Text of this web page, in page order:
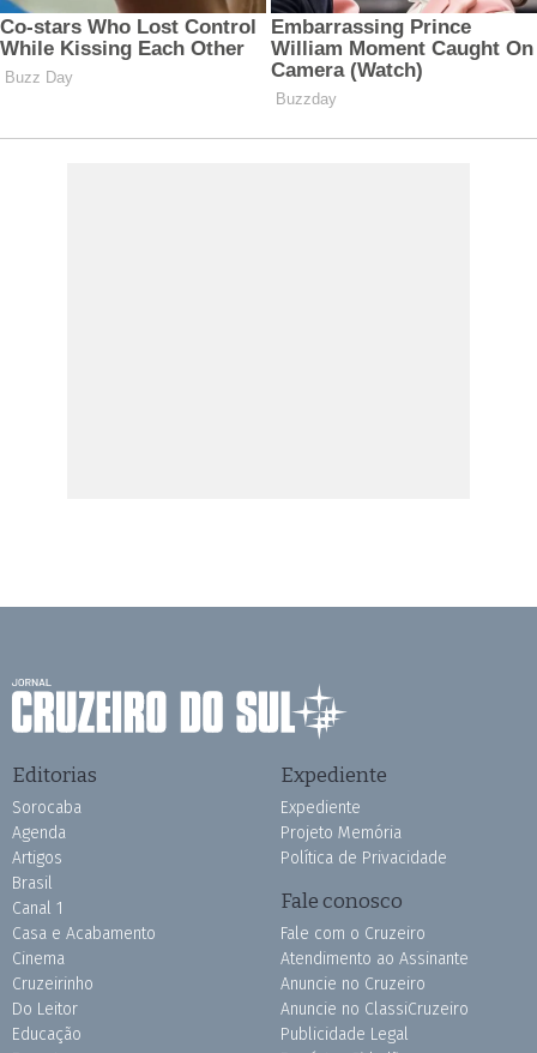
Editorias
Sorocaba
Agenda
Artigos
Brasil
Canal 1
Casa e Acabamento
Cinema
Cruzeirinho
Do Leitor
Educação
Expediente
Expediente
Projeto Memória
Política de Privacidade
Fale conosco
Fale com o Cruzeiro
Atendimento ao Assinante
Anuncie no Cruzeiro
Anuncie no ClassiCruzeiro
Publicidade Legal